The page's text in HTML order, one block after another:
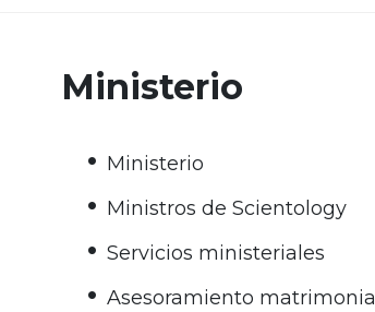
Ministerio
Ministerio
Ministros de Scientology
Servicios ministeriales
Asesoramiento matrimonial